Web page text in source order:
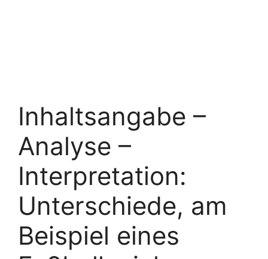
Inhaltsangabe –
Analyse –
Interpretation:
Unterschiede, am
Beispiel eines